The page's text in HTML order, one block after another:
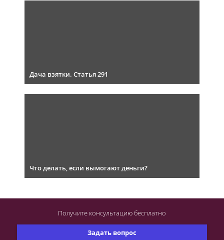
Дача взятки. Статья 291
Что делать, если вымогают деньги?
Задать вопрос
Получите консультациюбесплатно